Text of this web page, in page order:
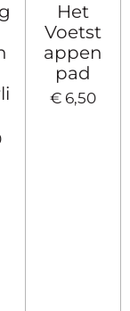
Het
Voetst
appen
pad
€ 6,50